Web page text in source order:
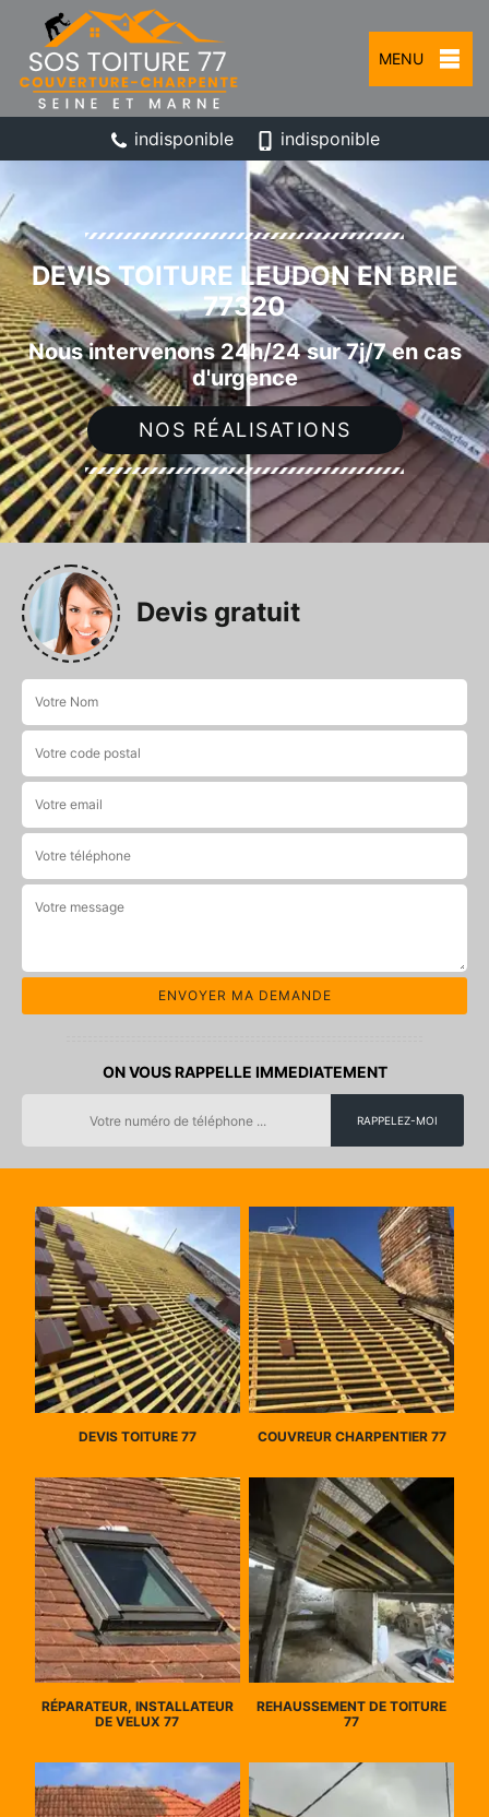
MENU
indisponible indisponible
DEVIS TOITURE LEUDON EN BRIE
77320
Nous intervenons 24h/24 sur 7j/7 en cas
d'urgence
NOS RÉALISATIONS
Devis gratuit
ON VOUS RAPPELLE IMMEDIATEMENT
DEVIS TOITURE 77 COUVREUR CHARPENTIER 77
RÉPARATEUR, INSTALLATEUR
DE VELUX 77
REHAUSSEMENT DE TOITURE
77